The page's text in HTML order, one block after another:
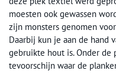
moesten ook gewassen
zijn monsters genomen
Daarbij kun je aan de hand
gebruikte hout is. Onder de
tevoorschijn waar de